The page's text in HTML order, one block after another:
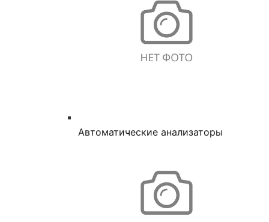
Автоматические анализаторы